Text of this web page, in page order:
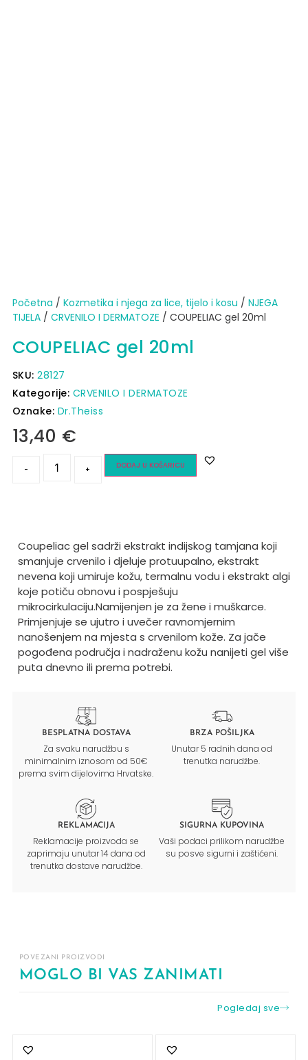
Početna / Kozmetika i njega za lice, tijelo i kosu / NJEGA
TIJELA/ CRVENILO I DERMATOZE / COUPELIAC gel 20ml
COUPELIAC gel 20ml
SKU:28127
Kategorije: CRVENILO I DERMATOZE
Oznake: Dr.Theiss
13,40 €
- + DODAJ U KOŠARICU
Coupeliac gel sadrži ekstrakt indijskog tamjana koji
smanjuje crvenilo i djeluje protuupalno, ekstrakt
nevena koji umiruje kožu, termalnu vodu i ekstrakt algi
koje potiču obnovu i pospješuju
mikrocirkulaciju.Namijenjen je za žene i muškarce.
Primjenjuje se ujutro i uvečer ravnomjernim
nanošenjem na mjesta s crvenilom kože. Za jače
pogođena područja i nadraženu kožu nanijeti gel više
puta dnevno ili prema potrebi.
BESPLATNA DOSTAVA
Za svaku narudžbu s
minimalnim iznosom od 50€
prema svim dijelovima Hrvatske.
BRZA POŠILJKA
Unutar 5 radnih dana od
trenutka narudžbe.
REKLAMACIJA
Reklamacije proizvoda se
zaprimaju unutar 14 dana od
trenutka dostave narudžbe.
SIGURNA KUPOVINA
Vaši podaci prilikom narudžbe
su posve sigurni i zaštićeni.
POVEZANI PROIZVODI
MOGLO BI VAS ZANIMATI
Pogledaj sve